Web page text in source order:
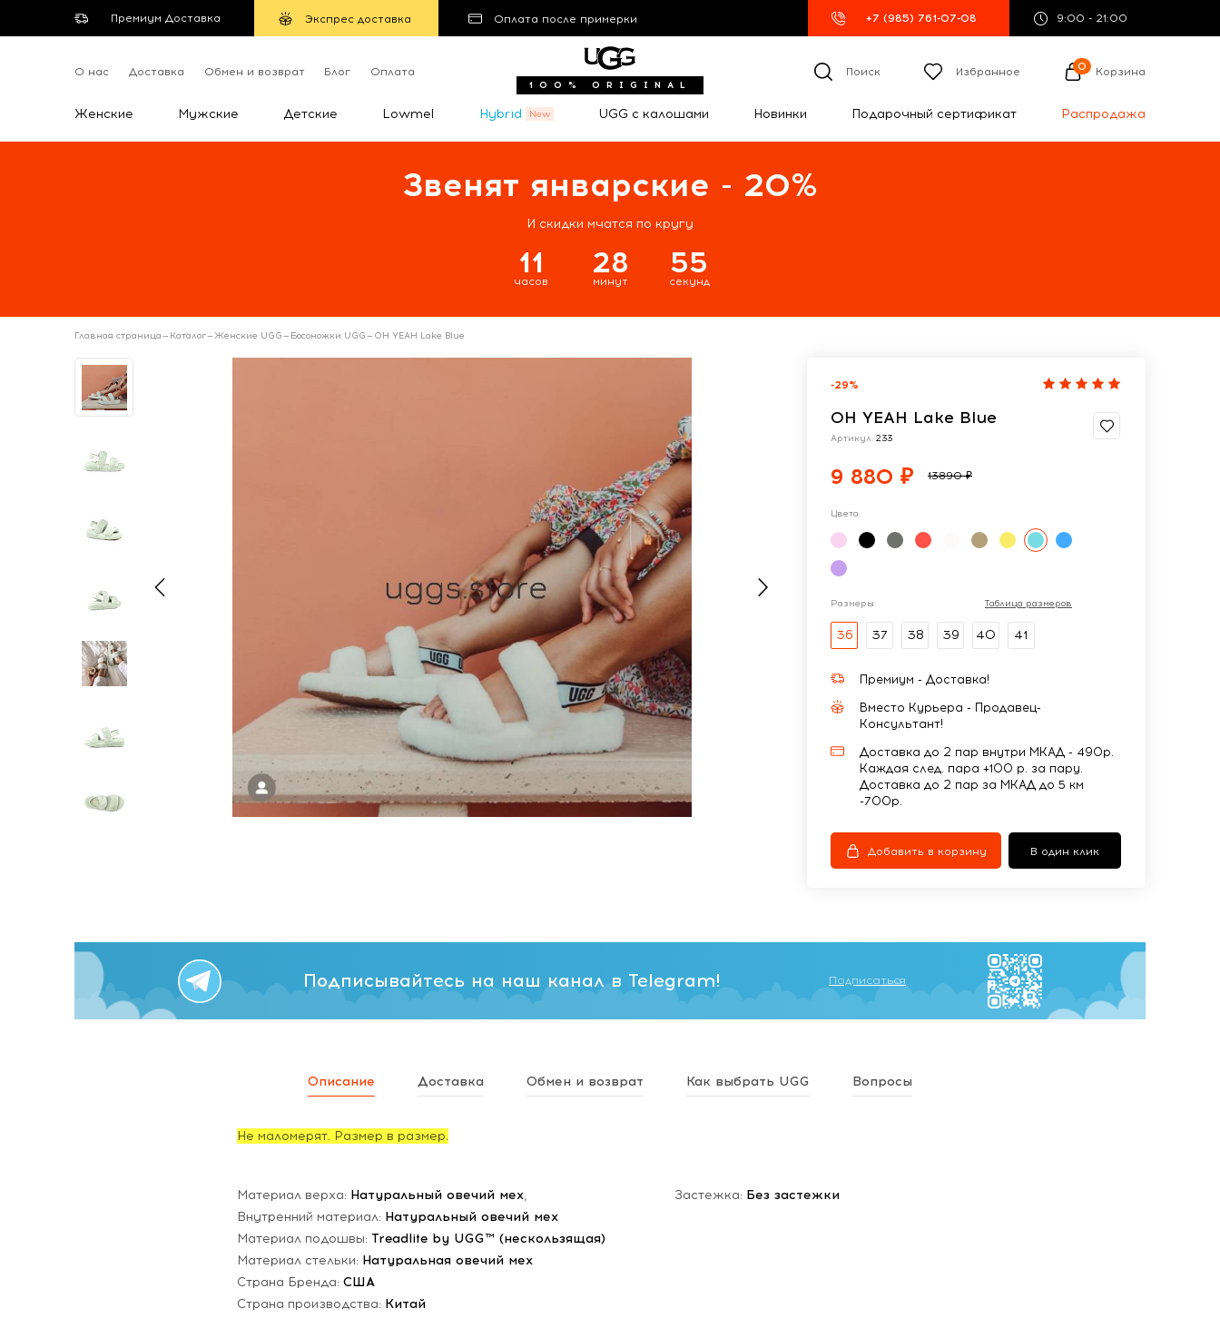
Премиум Доставка Экспрес доставка Оплата после примерки +7 (985) 761-07-08 9:00 - 21:00
О нас Доставка Обмен и возврат Блог Оплата
100% ORIGINAL
Поиск Избранное 0 Корзина
Женские Мужские Детские Lowmel Hybrid UGG с калошами Новинки Подарочный сертификат Распродажа
Звенят январские - 20%
И скидки мчатся по кругу
11
часов
28
минут
55
секунд
Главная страница— Каталог— Женские UGG— Босоножки UGG— OH YEAH Lake Blue
-29%
OH YEAH Lake Blue
Артикул: 233
9 880 ₽ 13890 ₽
Цвета:
Размеры: Таблица размеров
36 37 38 39 40 41
Премиум - Доставка!
Вместо Курьера - Продавец-
Консультант!
Доставка до 2 пар внутри МКАД - 490р.
Каждая след. пара +100 р. за пару.
Доставка до 2 пар за МКАД до 5 км
-700р.
Добавить в корзину В один клик
Подписывайтесь на наш канал в Telegram! Подписаться
Описание Доставка Обмен и возврат Как выбрать UGG Вопросы
Не маломерят. Размер в размер.
Материал верха: Натуральный овечий мех,
Внутренний материал: Натуральный овечий мех
Материал подошвы: Treadlite by UGG™ (нескользящая)
Материал стельки: Натуральная овечий мех
Страна Бренда: США
Страна производства: Китай
Застежка: Без застежки